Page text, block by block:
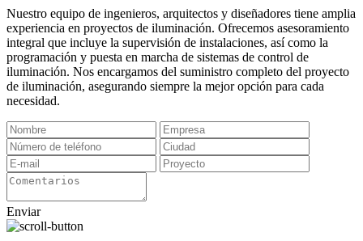
Nuestro equipo de ingenieros, arquitectos y diseñadores tiene amplia
experiencia en proyectos de iluminación. Ofrecemos asesoramiento
integral que incluye la supervisión de instalaciones, así como la
programación y puesta en marcha de sistemas de control de
iluminación. Nos encargamos del suministro completo del proyecto
de iluminación, asegurando siempre la mejor opción para cada
necesidad.
Enviar